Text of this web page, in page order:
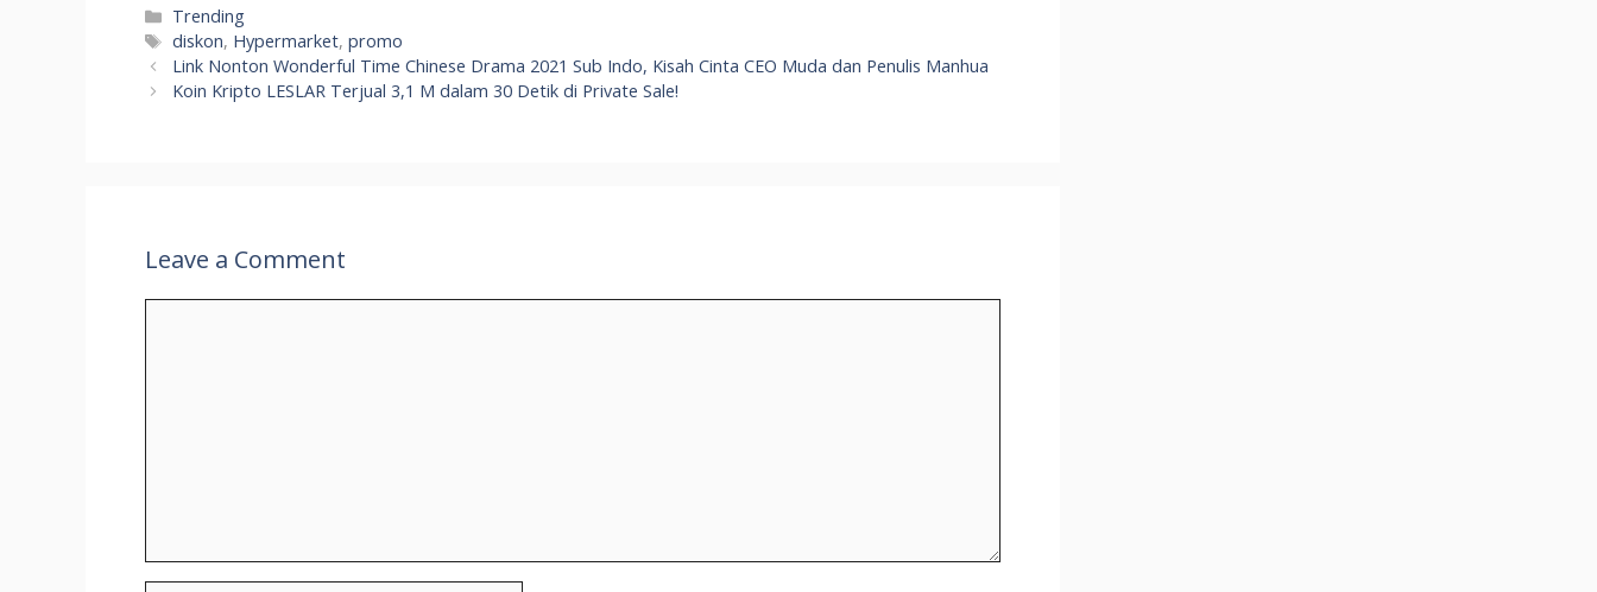
Categories
Trending
Tags
diskon, Hypermarket,promo
Link Nonton Wonderful Time Chinese Drama 2021 Sub Indo, Kisah Cinta CEO Muda dan Penulis Manhua
Koin Kripto LESLAR Terjual 3,1 M dalam 30 Detik di Private Sale!
Leave a Comment